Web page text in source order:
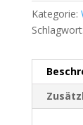
Kategorie:
Schlagwort: